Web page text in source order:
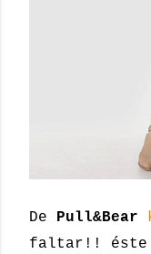
De Pull&Bear
faltar!! éste